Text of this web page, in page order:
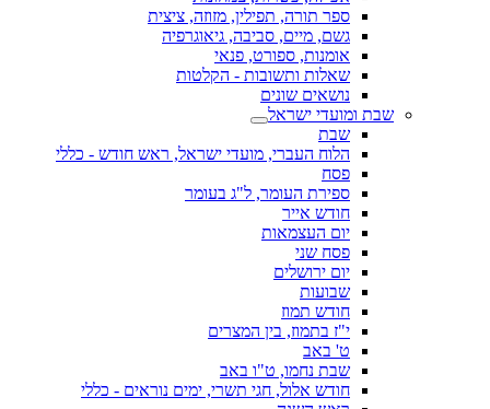
ספר תורה, תפילין, מזוזה, ציצית
גשם, מיים, סביבה, גיאוגרפיה
אומנות, ספורט, פנאי
שאלות ותשובות - הקלטות
נושאים שונים
שבת ומועדי ישראל
שבת
הלוח העברי, מועדי ישראל, ראש חודש - כללי
פסח
ספירת העומר, ל"ג בעומר
חודש אייר
יום העצמאות
פסח שני
יום ירושלים
שבועות
חודש תמוז
י"ז בתמוז, בין המצרים
ט' באב
שבת נחמו, ט"ו באב
חודש אלול, חגי תשרי, ימים נוראים - כללי